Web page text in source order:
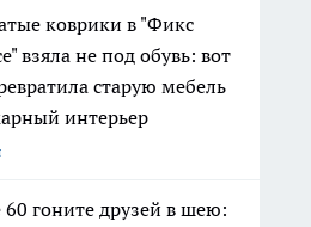
коврики в "Фикс
взяла не под обувь: вот
старую мебель
интерьер
60 гоните друзей в шею: